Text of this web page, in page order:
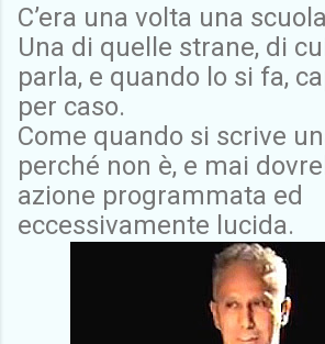
C’era una volta una
Una di quelle strane, di
parla, e quando lo si fa,
per caso.
Come quando si scrive
perché non è, e mai
azione programmata ed
eccessivamente lucida.